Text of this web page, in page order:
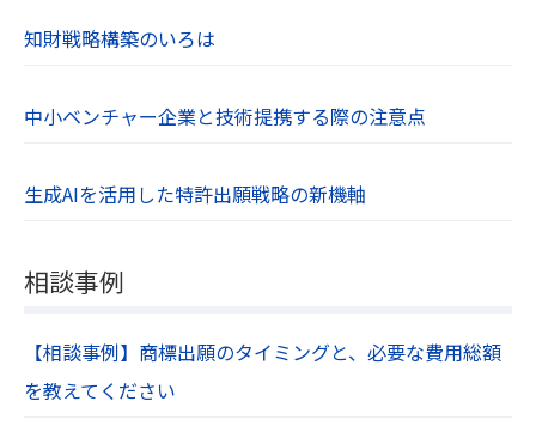
知財戦略構築のいろは
中小ベンチャー企業と技術提携する際の注意点
生成AIを活用した特許出願戦略の新機軸
相談事例
【相談事例】商標出願のタイミングと、必要な費用総額
を教えてください